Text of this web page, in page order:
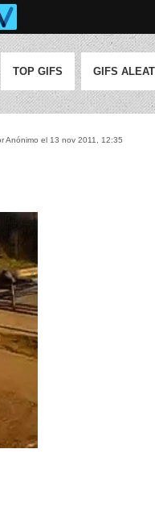
TOP GIFS GIFS
Anónimo el 13 nov 2011, 12:35